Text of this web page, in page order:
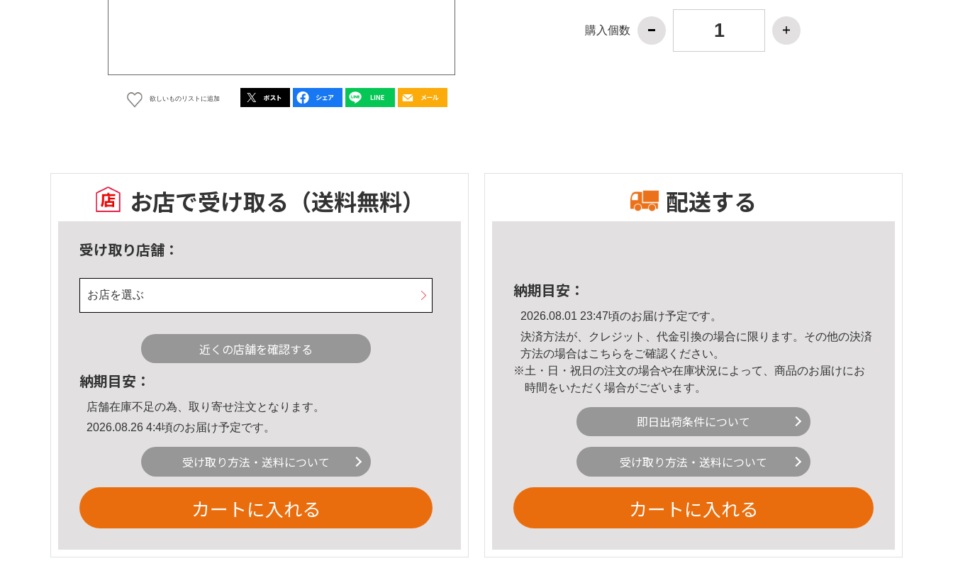
欲しいものリストに追加
購入個数
お店で受け取る （送料無料）
受け取り店舗：
お店を選ぶ
近くの店舗を確認する
納期目安：
店舗在庫不足の為、取り寄せ注文となります。
2026.08.26 4:4頃のお届け予定です。
受け取り方法・送料について
カートに入れる
配送する
納期目安：
2026.08.01 23:47頃のお届け予定です。
決済方法が、クレジット、代金引換の場合に限ります。その他の決済
方法の場合はこちら をご確認ください。
※土・日・祝日の注文の場合や在庫状況によって、商品のお届けにお
時間をいただく場合がございます。
即日出荷条件について
受け取り方法・送料について
カートに入れる